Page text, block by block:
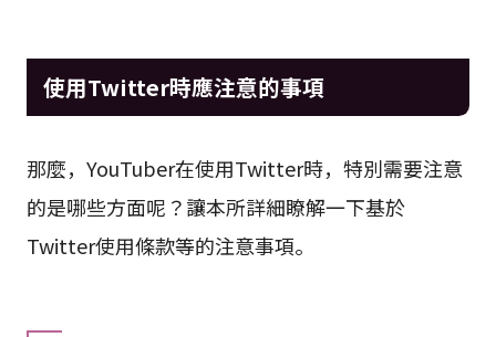
使用Twitter時應注意的事項
那麼，YouTuber在使用Twitter時，特別需要注意
的是哪些方面呢？讓本所詳細瞭解一下基於
Twitter使用條款等的注意事項。